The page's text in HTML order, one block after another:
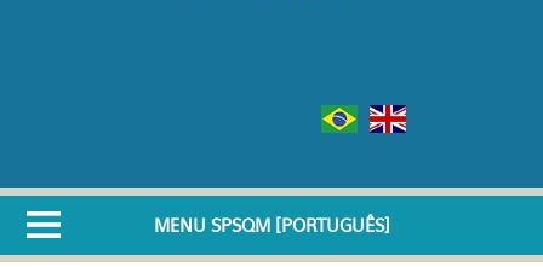
MENU SPSQM [PORTUGUÊS]